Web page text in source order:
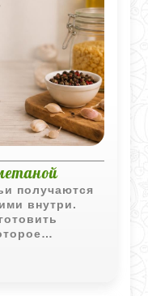
получаются
внутри.
для